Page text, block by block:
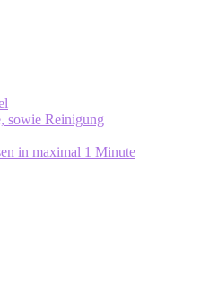
sowie Reinigung
in maximal 1 Minute